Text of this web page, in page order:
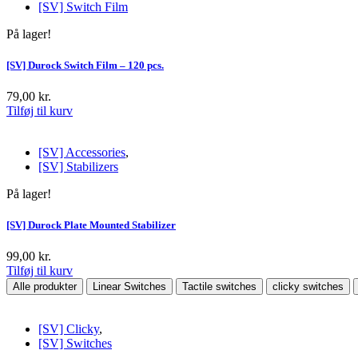
varianter.
på
[SV] Switch Film
På lager!
[SV] Durock Switch Film – 120 pcs.
79,00 kr.
Tilføj til kurv
[SV] Accessories,
[SV] Stabilizers
På lager!
[SV] Durock Plate Mounted Stabilizer
99,00 kr.
Tilføj til kurv
Alle produkter Linear Switches Tactile switches clicky switches
[SV] Clicky,
[SV] Switches